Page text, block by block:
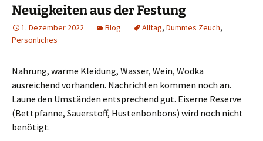
Neuigkeiten aus der Festung
1. Dezember 2022 Blog Alltag, Dummes Zeuch,
Persönliches
Nahrung, warme Kleidung, Wasser, Wein, Wodka
ausreichend vorhanden. Nachrichten kommen noch an.
Laune den Umständen entsprechend gut. Eiserne Reserve
(Bettpfanne, Sauerstoff, Hustenbonbons) wird noch nicht
benötigt.